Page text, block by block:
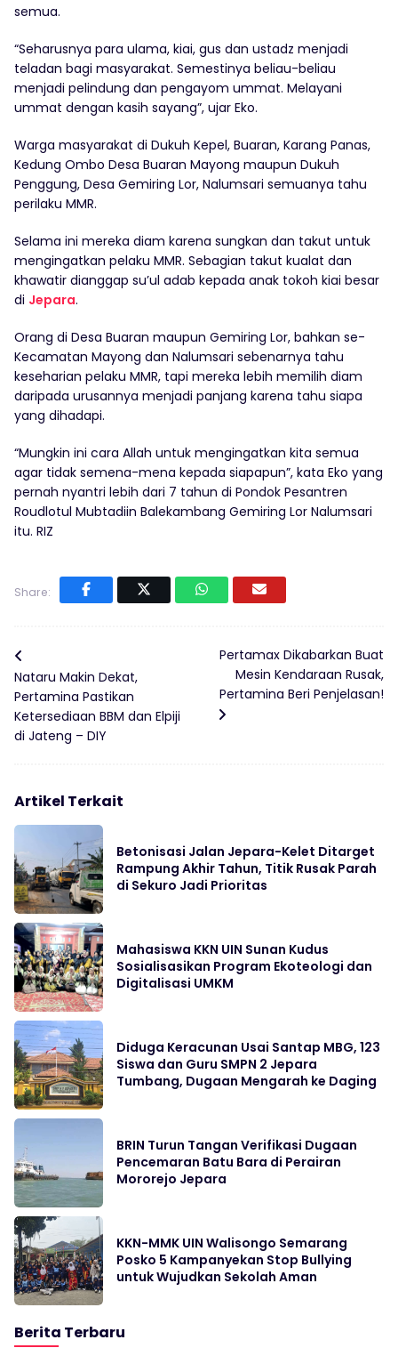
semua.
“Seharusnya para ulama, kiai, gus dan ustadz menjadi
teladan bagi masyarakat. Semestinya beliau-beliau
menjadi pelindung dan pengayom ummat. Melayani
ummat dengan kasih sayang”, ujar Eko.
Warga masyarakat di Dukuh Kepel, Buaran, Karang Panas,
Kedung Ombo Desa Buaran Mayong maupun Dukuh
Penggung, Desa Gemiring Lor, Nalumsari semuanya tahu
perilaku MMR.
Selama ini mereka diam karena sungkan dan takut untuk
mengingatkan pelaku MMR. Sebagian takut kualat dan
khawatir dianggap su’ul adab kepada anak tokoh kiai besar
di Jepara.
Orang di Desa Buaran maupun Gemiring Lor, bahkan se-
Kecamatan Mayong dan Nalumsari sebenarnya tahu
keseharian pelaku MMR, tapi mereka lebih memilih diam
daripada urusannya menjadi panjang karena tahu siapa
yang dihadapi.
“Mungkin ini cara Allah untuk mengingatkan kita semua
agar tidak semena-mena kepada siapapun”, kata Eko yang
pernah nyantri lebih dari 7 tahun di Pondok Pesantren
Roudlotul Mubtadiin Balekambang Gemiring Lor Nalumsari
itu. RIZ
Share:
Nataru Makin Dekat,
Pertamina Pastikan
Ketersediaan BBM dan Elpiji
di Jateng – DIY
Pertamax Dikabarkan Buat
Mesin Kendaraan Rusak,
Pertamina Beri Penjelasan!
Artikel Terkait
Betonisasi Jalan Jepara-Kelet Ditarget
Rampung Akhir Tahun, Titik Rusak Parah
di Sekuro Jadi Prioritas
Mahasiswa KKN UIN Sunan Kudus
Sosialisasikan Program Ekoteologi dan
Digitalisasi UMKM
Diduga Keracunan Usai Santap MBG, 123
Siswa dan Guru SMPN 2 Jepara
Tumbang, Dugaan Mengarah ke Daging
BRIN Turun Tangan Verifikasi Dugaan
Pencemaran Batu Bara di Perairan
Mororejo Jepara
KKN-MMK UIN Walisongo Semarang
Posko 5 Kampanyekan Stop Bullying
untuk Wujudkan Sekolah Aman
Berita Terbaru